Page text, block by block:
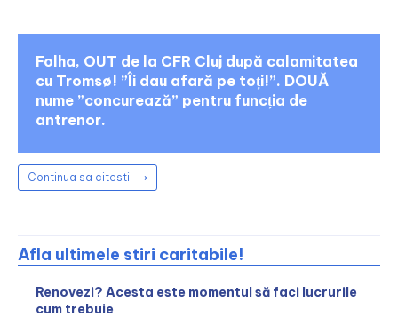
Folha, OUT de la CFR Cluj după calamitatea
cu Tromsø! ”Îi dau afară pe toți!”. DOUĂ
nume ”concurează” pentru funcția de
antrenor.
Continua sa citesti ⟶
Afla ultimele stiri caritabile!
Renovezi? Acesta este momentul să faci lucrurile
cum trebuie